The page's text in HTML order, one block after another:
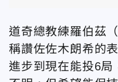
道奇總教練羅伯茲
稱讚佐佐木朗希的
進步到現在能投6局